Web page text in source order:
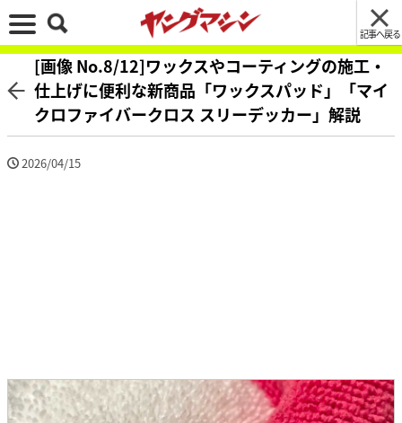
記事へ戻る
[画像 No.8/12]ワックスやコーティングの施工・
仕上げに便利な新商品「ワックスパッド」「マイ
クロファイバークロス スリーデッカー」解説
2026/04/15